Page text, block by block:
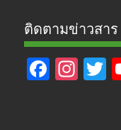
ติดตามข่าวสาร
F In T